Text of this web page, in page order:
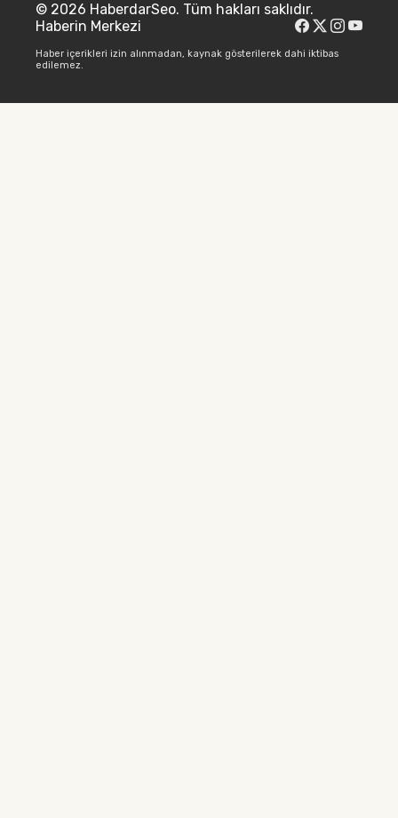
© 2026 HaberdarSeo. Tüm hakları saklıdır.
Haberin Merkezi
Haber içerikleri izin alınmadan, kaynak gösterilerek dahi iktibas
edilemez.